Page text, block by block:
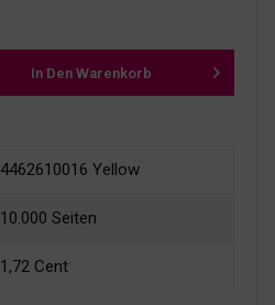
In Den Warenkorb
4462610016 Yellow
10.000 Seiten
1,72 Cent